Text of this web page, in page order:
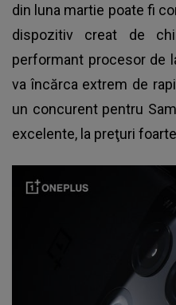
din luna martie poate fi
dispozitiv creat de
performant procesor de
va încărca extrem de
un concurent pentru
excelente, la preţuri